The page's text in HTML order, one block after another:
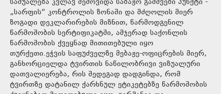
„სარფის“ კონტროლის ზონაში და მძღოლის მიერ
ზოგადი დეკლარირების მიზნით, წარმოდგენილ
წარმოშობის სერტიფიკატში, ამჯერად საქონლის
წარმოშობის ქვეყნად მითითებული იყო
თურქეთი.ეჭვის საფუძველზე მებაჟე-ოფიცრების მიერ,
განხორციელდა ტვირთის ნაწილობრივი ვიზუალური
დათვალიერება, რის შედეგად დადგინდა, რომ
ტვირთზე დატანილ ქარხნულ ეტიკეტებზე წარმოშობის